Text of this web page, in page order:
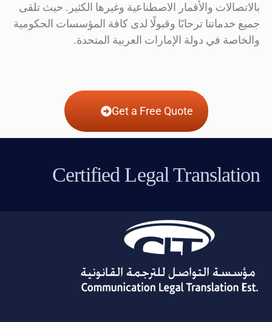
بالاتصالات والأقمار الاصطناعية وغيرها الكثير. حيث تلقى
جميع خدماتنا ترحابًا وقبولًا لدى كافة المؤسسات الحكومية
والخاصة في دولة الإمارات العربية المتحدة.
Get a Free Quote
Certified Legal Translation